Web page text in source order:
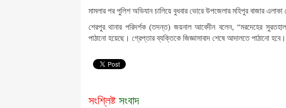
মামলার পর পুলিশ অভিযান চালিয়ে বুধবার ভোরে উপজেলার মহিপুর বাজার
শেরপুর থানার পরিদর্শক (তদন্ত) জয়নাল আবেদীন বলেন, “মরদেহের
পাঠানো হয়েছে। গ্রেপ্তার ব্যক্তিকে জিজ্ঞাসাবাদ শেষে আদালতে পাঠানো
সংশ্লিষ্ট সংবাদ